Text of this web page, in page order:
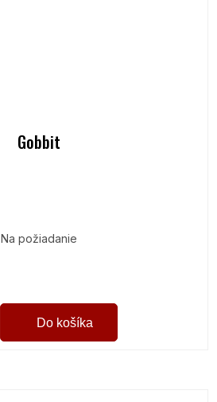
Gobbit
Na požiadanie
Do košíka